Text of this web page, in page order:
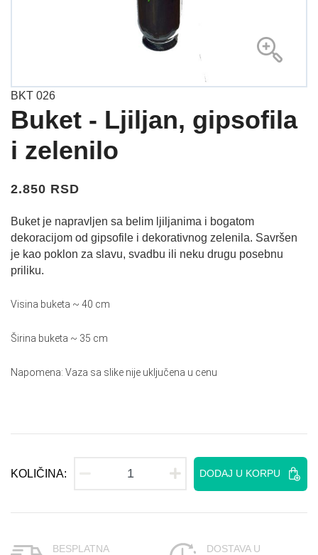
BKT 026
Buket - Ljiljan, gipsofila
i zelenilo
2.850 RSD
Buket je napravljen sa belim ljiljanima i bogatom
dekoracijom od gipsofile i dekorativnog zelenila. Savršen
je kao poklon za slavu, svadbu ili neku drugu posebnu
priliku.
Visina buketa ~ 40 cm
Širina buketa ~ 35 cm
Napomena: Vaza sa slike nije uključena u cenu
KOLIČINA: DODAJ U KORPU
BESPLATNA
DOSTAVA U